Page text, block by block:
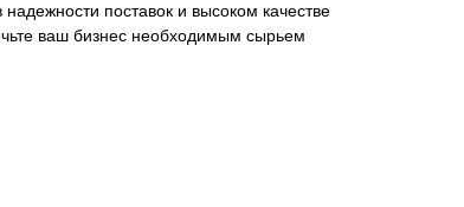
поставок и высоком качестве
ваш бизнес необходимым сырьем